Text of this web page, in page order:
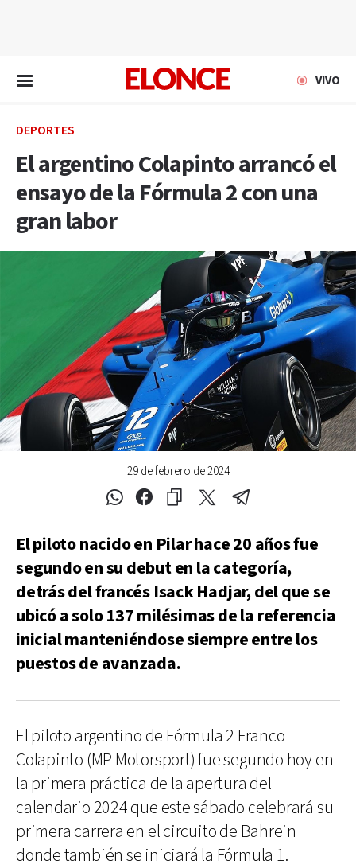
VIVO
DEPORTES
El argentino Colapinto arrancó el
ensayo de la Fórmula 2 con una
gran labor
29 de febrero de 2024
El piloto nacido en Pilar hace 20 años fue
segundo en su debut en la categoría,
detrás del francés Isack Hadjar, del que se
ubicó a solo 137 milésimas de la referencia
inicial manteniéndose siempre entre los
puestos de avanzada.
El piloto argentino de Fórmula 2 Franco
Colapinto (MP Motorsport) fue segundo hoy en
la primera práctica de la apertura del
calendario 2024 que este sábado celebrará su
primera carrera en el circuito de Bahrein
donde también se iniciará la Fórmula 1.